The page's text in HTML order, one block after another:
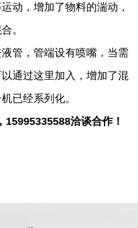
动，增加了物料的湍动，
。
管，管端设有喷嘴，当需
通过这里加入，增加了混
已经系列化。
洽谈合作！